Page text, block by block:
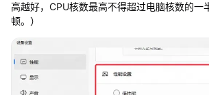
高越好，CPU核数最高不得超过电脑核数的一
顿。）